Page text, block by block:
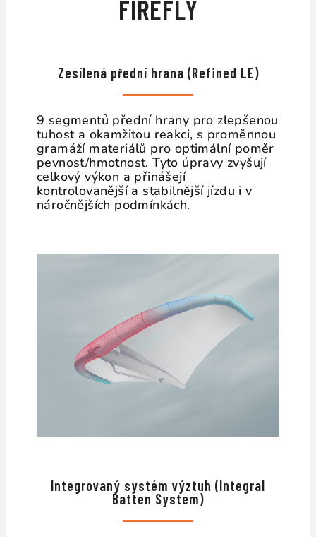
FIREFLY
Zesílená přední hrana (Refined LE)
9 segmentů přední hrany pro zlepšenou
tuhost a okamžitou reakci, s proměnnou
gramáží materiálů pro optimální poměr
pevnost/hmotnost. Tyto úpravy zvyšují
celkový výkon a přinášejí
kontrolovanější a stabilnější jízdu i v
náročnějších podmínkách.
Integrovaný systém výztuh (Integral
Batten System)